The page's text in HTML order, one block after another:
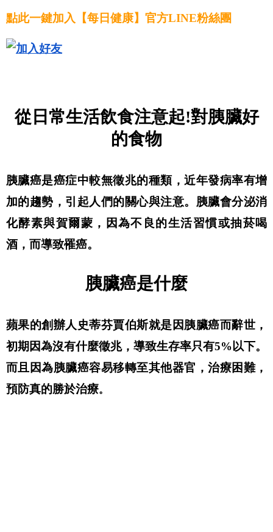
點此一鍵加入【每日健康】官方LINE粉絲團
從日常生活飲食注意起!對胰臟好
的食物
胰臟癌是癌症中較無徵兆的種類，近年發病率有增
加的趨勢，引起人們的關心與注意。胰臟會分泌消
化酵素與賀爾蒙，因為不良的生活習慣或抽菸喝
酒，而導致罹癌。
胰臟癌是什麼
蘋果的創辦人史蒂芬賈伯斯就是因胰臟癌而辭世，
初期因為沒有什麼徵兆，導致生存率只有5%以下。
而且因為胰臟癌容易移轉至其他器官，治療困難，
預防真的勝於治療。